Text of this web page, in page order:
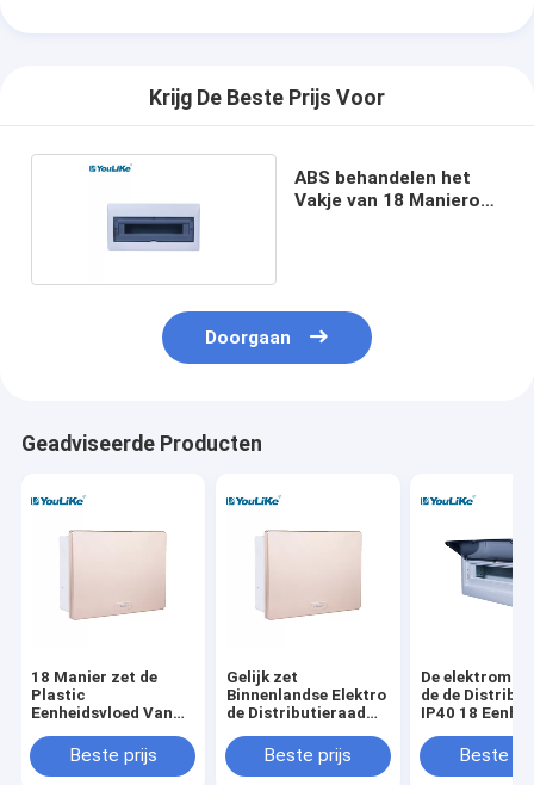
Krijg De Beste Prijs Voor
ABS behandelen het
Vakje van 18 Manierob
Doorgaan
Geadviseerde Producten
18 Manier zet de
Plastic
Eenheidsvloed Van
de Distributieraad op
van de Doos
Beste prijs
Gelijk zet
Binnenlandse Elektro
de Distributieraad
Dekking opBeste prijs
De
de de
IP40 18
de consument
Beste